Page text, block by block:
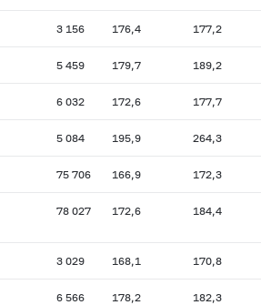
3 156 176,4 177,2
5 459 179,7 189,2
6 032 172,6 177,7
5 084 195,9 264,3
75 706 166,9 172,3
78 027 172,6 184,4
3 029 168,1 170,8
6 566 178,2 182,3